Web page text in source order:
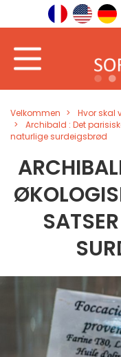
Velkommen Hvor skal
Archibald : Det
naturlige surdeigsbrød